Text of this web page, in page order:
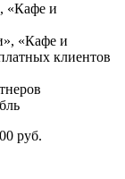
«Кафе и
«Кафе и
клиентов
руб.